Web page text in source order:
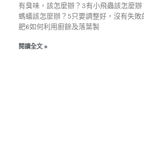
有臭味，該怎麼辦？3有小飛蟲該怎麼辦
螞蟻該怎麼辦？5只要調整好，沒有失敗
肥6如何利用廚餘及落葉製
閱讀全文 »